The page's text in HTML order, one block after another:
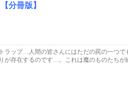
分冊版】
ラップ…人間の皆さんにはただの罠の一つ
が存在するのです…。これは魔のものたちが